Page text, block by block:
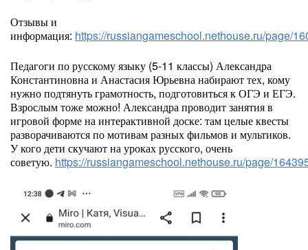
Отзывы и
информация: https://russiangameschool.nethouse.ru/page/
Педагоги по русскому языку (5-11 классы) Александра
Константиновна и Анастасия Юрьевна набирают тех, кому
нужно подтянуть грамотность, подготовиться к ОГЭ и ЕГЭ.
Взрослым тоже можно! Александра проводит занятия в
игровой форме на интерактивной доске: там целые квесты
разворачиваются по мотивам разных фильмов и мультиков.
У кого дети скучают на уроках русского, очень
советую. https://russiangameschool.nethouse.ru/page/